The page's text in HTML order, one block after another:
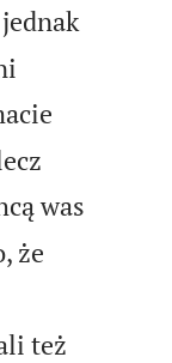
was
że
też